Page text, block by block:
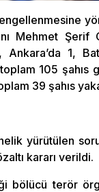
Mehmet Şerif
Ankara’da 1,
105 şahıs
39 şahıs
yürütülen
kararı verildi.
bölücü terör